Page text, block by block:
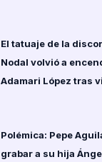
El tatuaje de la
Nodal volvió a
Adamari López tras
Polémica: Pepe
grabar a su hija